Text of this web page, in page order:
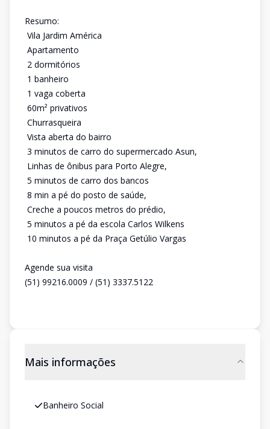
Resumo:
 Vila Jardim América
 Apartamento
 2 dormitórios
 1 banheiro
 1 vaga coberta
 60m² privativos
 Churrasqueira
 Vista aberta do bairro
 3 minutos de carro do supermercado Asun,
 Linhas de ônibus para Porto Alegre,
 5 minutos de carro dos bancos
 8 min a pé do posto de saúde,
 Creche a poucos metros do prédio,
 5 minutos a pé da escola Carlos Wilkens
 10 minutos a pé da Praça Getúlio Vargas
Agende sua visita
(51) 99216.0009 / (51) 3337.5122
Mais informações
Banheiro Social